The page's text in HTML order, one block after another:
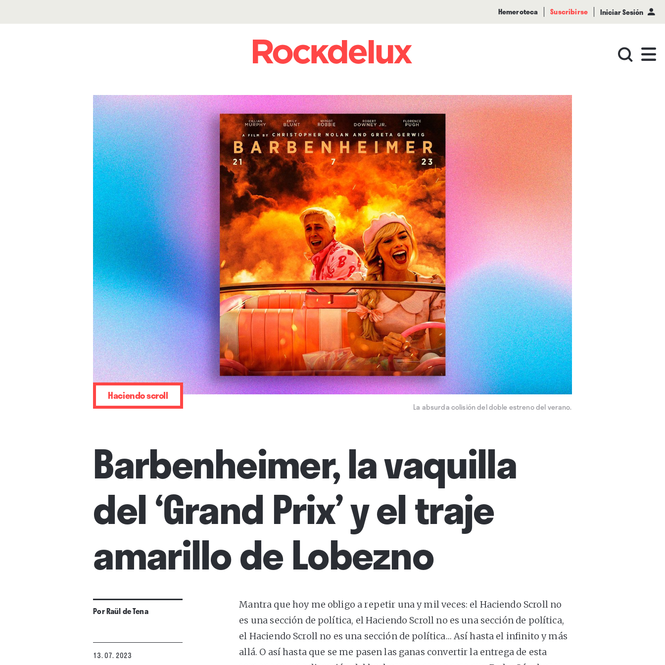
Hemeroteca Suscribirse Iniciar Sesión
La absurda colisión del doble estreno del verano.
Haciendo scroll
Barbenheimer, la vaquilla
del ‘Grand Prix’ y el traje
amarillo de Lobezno
PorRaül de Tena
13. 07. 2023
Mantra que hoy me obligo a repetir una y mil veces: el Haciendo Scroll no
es una sección de política, el Haciendo Scroll no es una sección de política,
el Haciendo Scroll no es una sección de política… Así hasta el infinito y más
allá. O así hasta que se me pasen las ganas convertir la entrega de esta